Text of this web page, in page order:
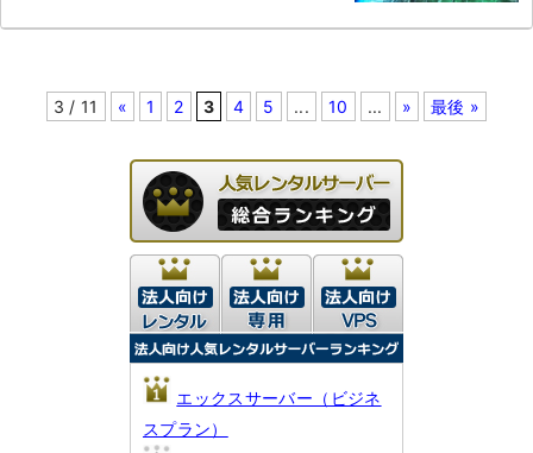
3 / 11 « 1 2 3 4 5 ... 10 ... » 最後 »
エックスサーバー（ビジネ
スプラン）